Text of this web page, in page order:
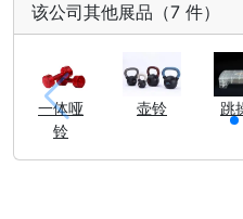
该公司其他展品（7 件）
一体哑
铃
壶铃 跳